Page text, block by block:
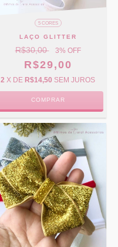
5 CORES
LAÇO GLITTER
R$30,00 3% OFF
R$29,00
2 X DE R$14,50 SEM JUROS
COMPRAR